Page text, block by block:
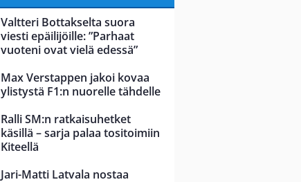
Valtteri Bottakselta suora
viesti epäilijöille: ”Parhaat
vuoteni ovat vielä edessä”
Max Verstappen jakoi kovaa
ylistystä F1:n nuorelle tähdelle
Ralli SM:n ratkaisuhetket
käsillä – sarja palaa tositoimiin
Kiteellä
Jari-Matti Latvala nostaa